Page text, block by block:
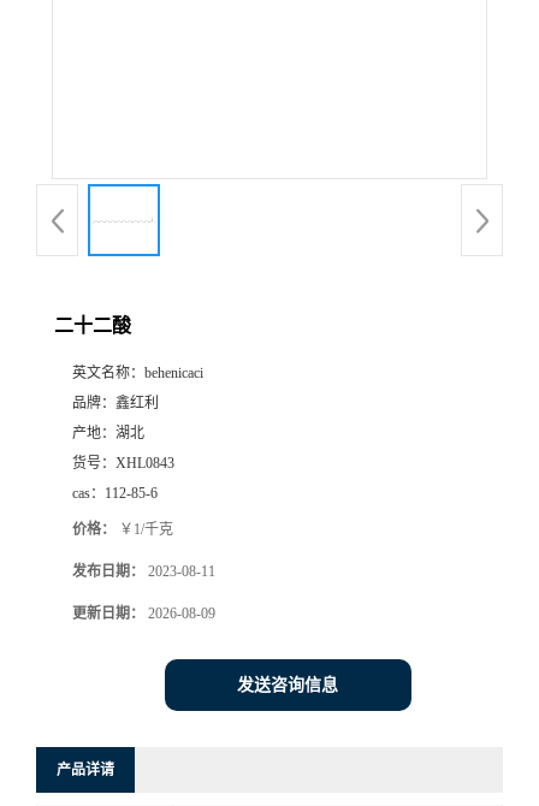
二十二酸
英文名称： behenicaci
品牌： 鑫红利
产地： 湖北
货号： XHL0843
cas： 112-85-6
价格： ￥1/千克
发布日期： 2023-08-11
更新日期： 2026-08-09
发送咨询信息
产品详请